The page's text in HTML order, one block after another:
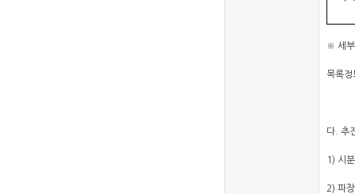
※ 세
목록
다. 추
1) 시
2) 파